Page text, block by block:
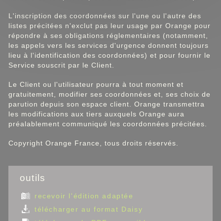
L'inscription des coordonnées sur l'une ou l'autre des
listes précitées n'exclut pas leur usage par Orange pour
répondre à ses obligations réglementaires (notamment,
les appels vers les services d'urgence donnent toujours
lieu à l'identification des coordonnées) et pour fournir le
Service souscrit par le Client.
Le Client ou l'utilisateur pourra à tout moment et
gratuitement, modifier ses coordonnées et, ses choix de
parution depuis son espace client. Orange transmettra
les modifications aux tiers auxquels Orange aura
préalablement communiqué les coordonnées précitées.
Copyright Orange France, tous droits réservés.
outils
recevoir l'édition adaptée
télécharger au format Daisy